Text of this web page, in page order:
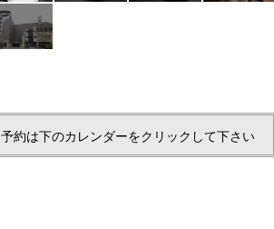
予約は下のカレンダーをクリックして下さい